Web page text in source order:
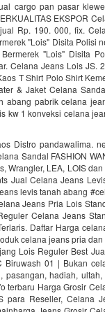
cargo pan pasar
EKSPOR
Rp. 190. 000, fix.
"Lois" Disita Polisi
"Lois" Disita
Celana Jeans Lois JS.
T Shirt Polo Shirt
& Jaket Celana
pabrik celana
kw 1 konveksi celana
Distro pandawalima.
Sandal FASHION
Wrangler, LEA, LOIS
Jual Celana Jeans
levis tanah abang
Jeans Pria Lois
Celana Jeans
Daftar Harga
celana jeans pria
Lois Reguler Best
01 | Bukan
hadiah,
terbaru Harga Grosir
para Reseller, Celana